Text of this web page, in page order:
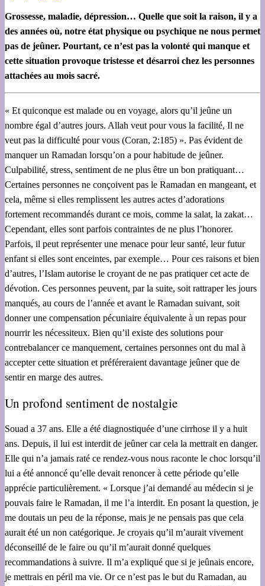
Grossesse, maladie, dépression… Quelle que soit la raison, il y a
des années où, notre état physique ou psychique ne nous permet
pas de jeûner. Pourtant, ce n’est pas la volonté qui manque et
cette situation provoque tristesse et désarroi chez les personnes
attachées au mois sacré.
« Et quiconque est malade ou en voyage, alors qu’il jeûne un
nombre égal d’autres jours. Allah veut pour vous la facilité, Il ne
veut pas la difficulté pour vous (Coran, 2:185) ». Pas évident de
manquer un Ramadan lorsqu’on a pour habitude de jeûner.
Culpabilité, stress, sentiment de ne plus être un bon pratiquant…
Certaines personnes ne conçoivent pas le Ramadan en mangeant, et
cela, même si elles remplissent les autres actes d’adorations
fortement recommandés durant ce mois, comme la salat, la zakat…
Cependant, elles sont parfois contraintes de ne plus l’honorer.
Parfois, il peut représenter une menace pour leur santé, leur futur
enfant si elles sont enceintes, par exemple… Pour ces raisons et bien
d’autres, l’Islam autorise le croyant de ne pas pratiquer cet acte de
dévotion. Ces personnes peuvent, par la suite, soit rattraper les jours
manqués, au cours de l’année et avant le Ramadan suivant, soit
donner une compensation pécuniaire équivalente à un repas pour
nourrir les nécessiteux. Bien qu’il existe des solutions pour
contrebalancer ce manquement, certaines personnes ont du mal à
accepter cette situation et préféreraient davantage jeûner que de
sentir en marge des autres.
Un profond sentiment de nostalgie
Souad a 37 ans. Elle a été diagnostiquée d’une cirrhose il y a huit
ans. Depuis, il lui est interdit de jeûner car cela la mettrait en danger.
Elle qui n’a jamais raté ce rendez-vous nous raconte le choc lorsqu’il
lui a été annoncé qu’elle devait renoncer à cette période qu’elle
apprécie particulièrement. « Lorsque j’ai demandé au médecin si je
pouvais faire le Ramadan, il me l’a interdit. En posant la question, je
me doutais un peu de la réponse, mais je ne pensais pas que cela
aurait été un non catégorique. Je croyais qu’il m’aurait vivement
déconseillé de le faire ou qu’il m’aurait donné quelques
recommandations à suivre. Il m’a expliqué que si je jeûnais encore,
je mettrais en péril ma vie. Or ce n’est pas le but du Ramadan, au